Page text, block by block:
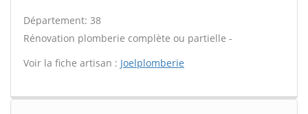
Département: 38
Rénovation plomberie complète ou partielle -
Voir la fiche artisan : Joelplomberie